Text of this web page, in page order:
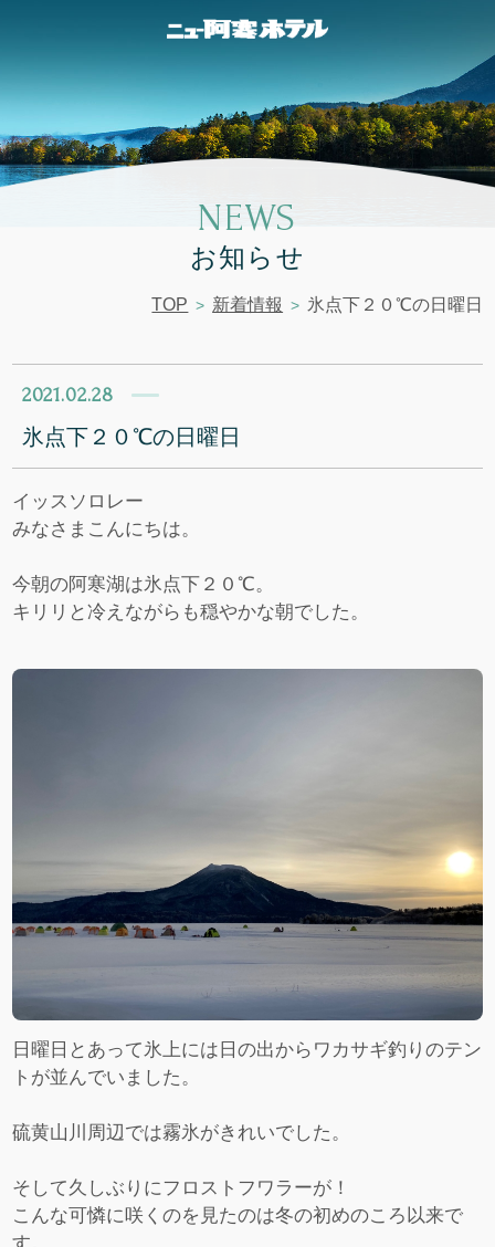
NEWS
お知らせ
TOP 新着情報 氷点下２０℃の日曜日
2021.02.28
氷点下２０℃の日曜日
イッスソロレー
みなさまこんにちは。
今朝の阿寒湖は氷点下２０℃。
キリリと冷えながらも穏やかな朝でした。
日曜日とあって氷上には日の出からワカサギ釣りのテン
トが並んでいました。
硫黄山川周辺では霧氷がきれいでした。
そして久しぶりにフロストフワラーが！
こんな可憐に咲くのを見たのは冬の初めのころ以来で